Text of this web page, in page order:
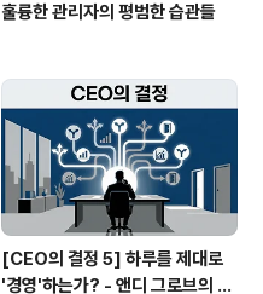
훌륭한 관리자의 평범한 습관들
[CEO의 결정 5] 하루를 제대로
'경영'하는가? - 앤디 그로브의 생